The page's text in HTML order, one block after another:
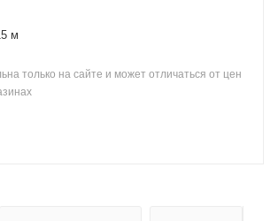
м
только на сайте и может отличаться от цен